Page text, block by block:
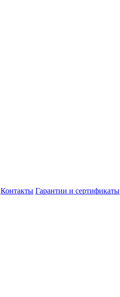
Контакты Гарантии и сертификаты